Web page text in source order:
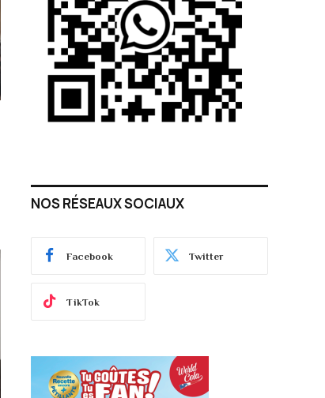
NOS RÉSEAUX SOCIAUX
Facebook Twitter
TikTok